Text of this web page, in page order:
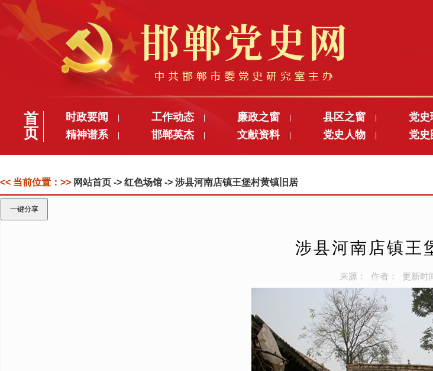
首
页
时政要闻 工作动态 廉政之窗 县区之窗 党史
精神谱系 邯郸英杰 文献资料 党史人物 党史
<< 当前位置：>> 网站首页 -> 红色场馆 -> 涉县河南店镇王堡村黄镇旧居
一键分享
涉县河南店镇王
来源： 作者： 更新时